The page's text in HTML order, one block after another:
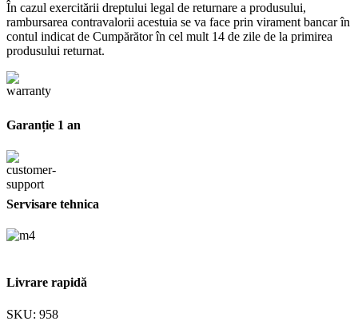
În cazul exercitării dreptului legal de returnare a produsului,
rambursarea contravalorii acestuia se va face prin virament bancar în
contul indicat de Cumpărător în cel mult 14 de zile de la primirea
produsului returnat.
Garanție 1 an
Servisare tehnica
Livrare rapidă
SKU: 958